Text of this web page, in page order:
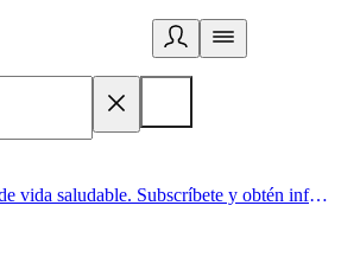
Acá comienza un estilo de vida saludable. Subscríbete y obtén información de primera mano